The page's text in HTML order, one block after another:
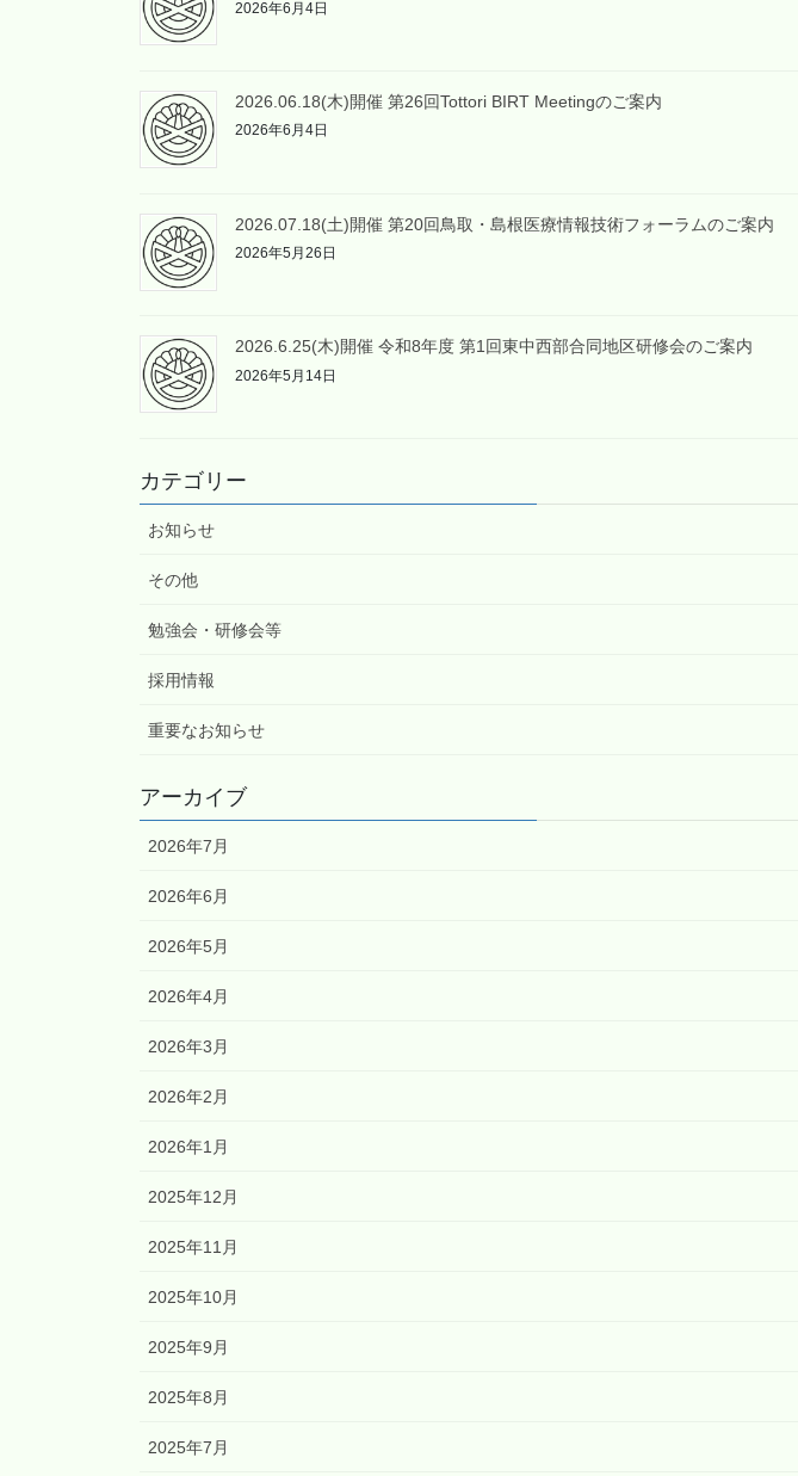
2026年6月4日
2026.06.18(木)開催 第26回Tottori BIRT Meetingのご案内
2026年6月4日
2026.07.18(土)開催 第20回鳥取・島根医療情報技術フォーラムのご案内
2026年5月26日
2026.6.25(木)開催 令和8年度 第1回東中西部合同地区研修会のご案内
2026年5月14日
カテゴリー
お知らせ
その他
勉強会・研修会等
採用情報
重要なお知らせ
アーカイブ
2026年7月
2026年6月
2026年5月
2026年4月
2026年3月
2026年2月
2026年1月
2025年12月
2025年11月
2025年10月
2025年9月
2025年8月
2025年7月